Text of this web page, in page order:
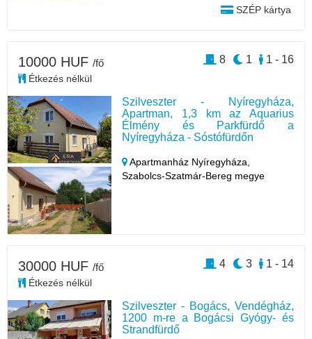
SZÉP kártya
Szilveszter - Nyíregyháza,
Apartman, 1,3 km az Aquarius
Élmény és Parkfürdő a
Nyíregyháza - Sóstófürdőn
Apartmanház Nyíregyháza,
Szabolcs-Szatmár-Bereg megye
10000 HUF /fő
Étkezés nélkül
1 - 16
1
8
Szilveszter - Bogács, Vendégház,
1200 m-re a Bogácsi Gyógy- és
Strandfürdő
30000 HUF /fő
Étkezés nélkül
1 - 14
3
4